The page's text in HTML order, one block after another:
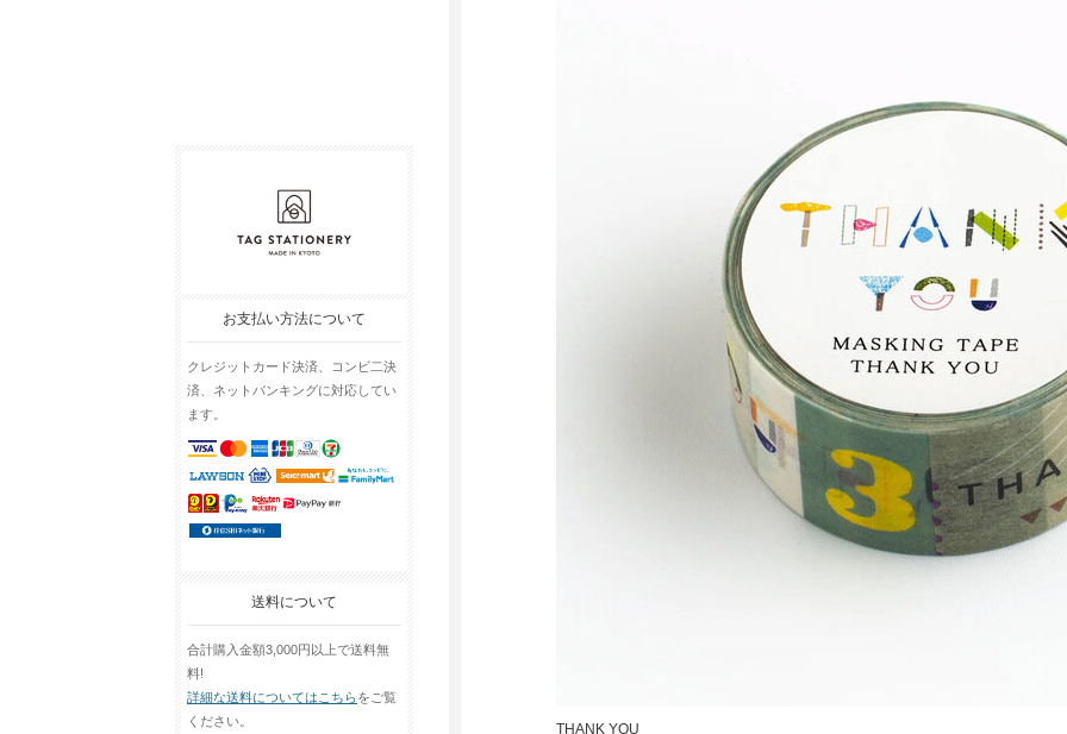
お支払い方法について
クレジットカード決済、コンビ二決
済、ネットバンキングに対応してい
ます。
送料について
合計購入金額3,000円以上で送料無
料!
詳細な送料についてはこちらをご覧
ください。
THANK YOU